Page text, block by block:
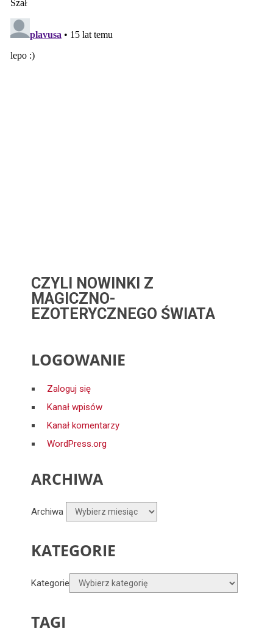
CZYLI NOWINKI Z
MAGICZNO-
EZOTERYCZNEGO ŚWIATA
LOGOWANIE
Zaloguj się
Kanał wpisów
Kanał komentarzy
WordPress.org
ARCHIWA
Archiwa
KATEGORIE
Kategorie
TAGI